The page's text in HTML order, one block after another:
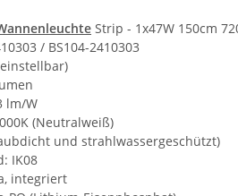
Strip - 1x47W 150cm
/ BS104-2410303
lm/W
(Neutralweiß)
und strahlwassergeschützt)
IK08
integriert